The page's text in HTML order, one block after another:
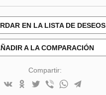
EN LA LISTA DE DESEOS
A LA COMPARACIÓN
Compartir: